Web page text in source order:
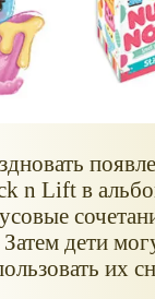
n Lift в
дети
их